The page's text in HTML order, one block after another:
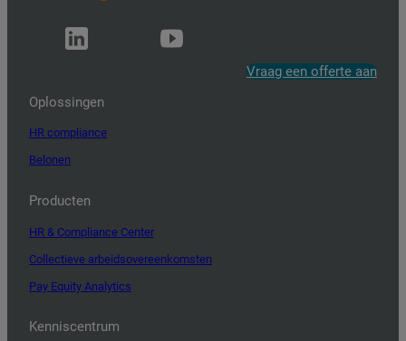
Vraag een offerte aan
Oplossingen
HR compliance
Belonen
Producten
HR & Compliance Center
Collectieve arbeidsovereenkomsten
Pay Equity Analytics
Kenniscentrum